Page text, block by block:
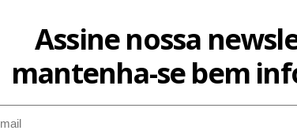
Assine nossa
mantenha-se bem